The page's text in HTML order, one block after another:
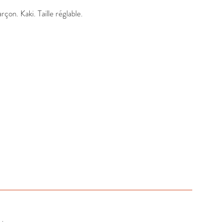
Kaki. Taille réglable.